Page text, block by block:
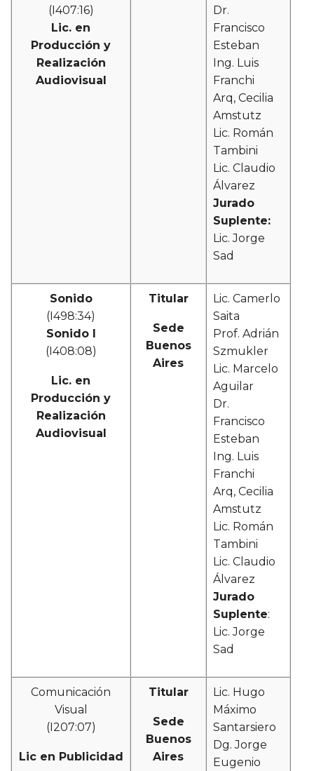
(I407:16)
Lic. en
Producción y
Realización
Audiovisual
Dr.
Francisco
Esteban
Ing. Luis
Franchi
Arq, Cecilia
Amstutz
Lic. Román
Tambini
Lic. Claudio
Álvarez
Jurado
Suplente:
Lic. Jorge
Sad
Sonido
(I498:34)
Sonido I
(I408:08)
Lic. en
Producción y
Realización
Audiovisual
Titular
Sede
Buenos
Aires
Lic. Camerlo
Saita
Prof. Adrián
Szmukler
Lic. Marcelo
Aguilar
Dr.
Francisco
Esteban
Ing. Luis
Franchi
Arq, Cecilia
Amstutz
Lic. Román
Tambini
Lic. Claudio
Álvarez
Jurado
Suplente:
Lic. Jorge
Sad
Comunicación
Visual
(I207:07)
Lic en Publicidad
Titular
Sede
Buenos
Aires
Lic. Hugo
Máximo
Santarsiero
Dg. Jorge
Eugenio